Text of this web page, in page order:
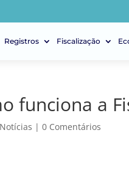
Registros Fiscalização
funciona a
Notícias |0 Comentários